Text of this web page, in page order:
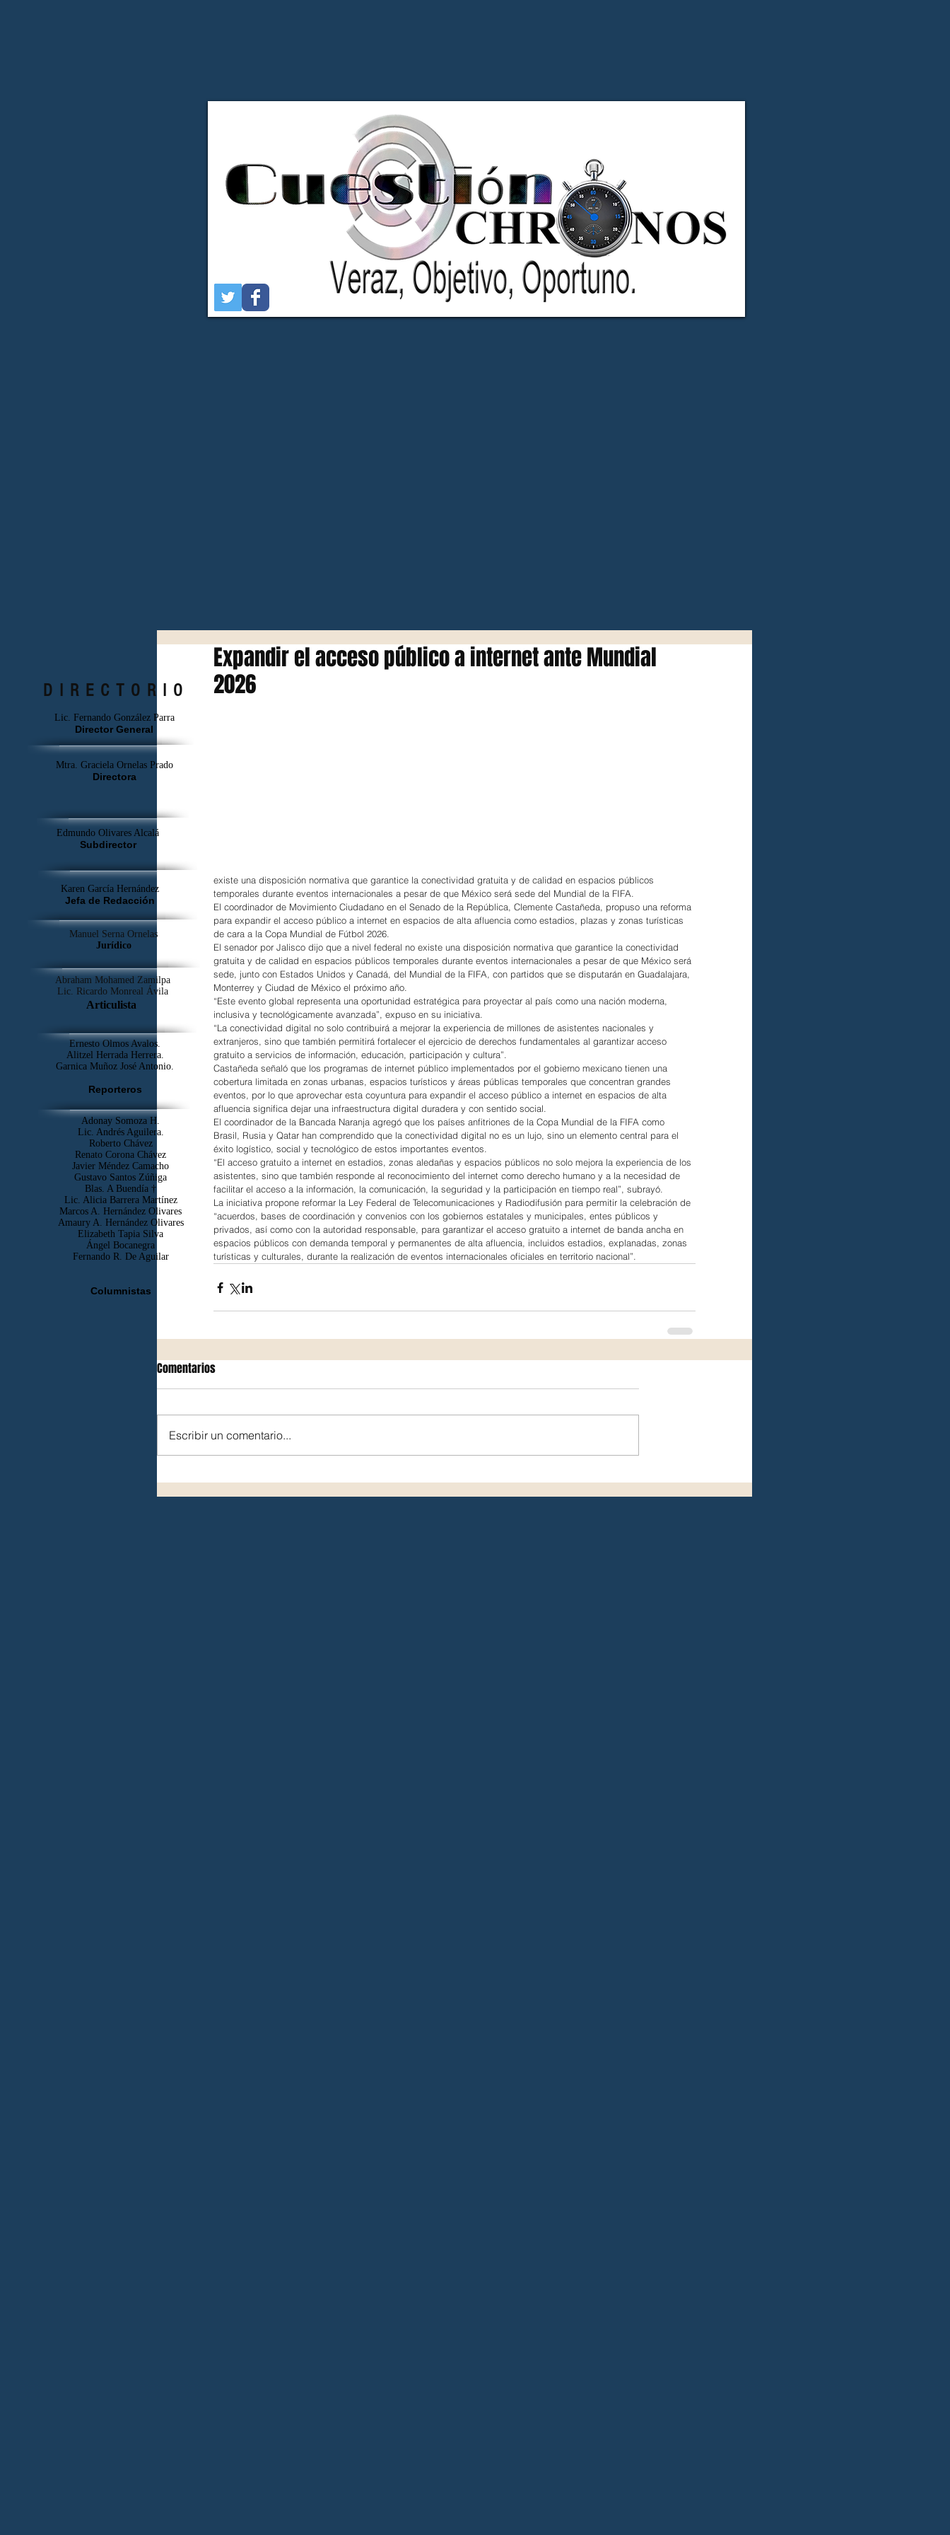
Expandir el acceso público a internet ante Mundial
2026
existe una disposición normativa que garantice la conectividad gratuita y de calidad en espacios públicos
temporales durante eventos internacionales a pesar de que México será sede del Mundial de la FIFA.
El coordinador de Movimiento Ciudadano en el Senado de la República, Clemente Castañeda, propuso una reforma
para expandir el acceso público a internet en espacios de alta afluencia como estadios, plazas y zonas turísticas
de cara a la Copa Mundial de Fútbol 2026.
El senador por Jalisco dijo que a nivel federal no existe una disposición normativa que garantice la conectividad
gratuita y de calidad en espacios públicos temporales durante eventos internacionales a pesar de que México será
sede, junto con Estados Unidos y Canadá, del Mundial de la FIFA, con partidos que se disputarán en Guadalajara,
Monterrey y Ciudad de México el próximo año.
“Este evento global representa una oportunidad estratégica para proyectar al país como una nación moderna,
inclusiva y tecnológicamente avanzada”, expuso en su iniciativa.
“La conectividad digital no solo contribuirá a mejorar la experiencia de millones de asistentes nacionales y
extranjeros, sino que también permitirá fortalecer el ejercicio de derechos fundamentales al garantizar acceso
gratuito a servicios de información, educación, participación y cultura”.
Castañeda señaló que los programas de internet público implementados por el gobierno mexicano tienen una
cobertura limitada en zonas urbanas, espacios turísticos y áreas públicas temporales que concentran grandes
eventos, por lo que aprovechar esta coyuntura para expandir el acceso público a internet en espacios de alta
afluencia significa dejar una infraestructura digital duradera y con sentido social.
El coordinador de la Bancada Naranja agregó que los países anfitriones de la Copa Mundial de la FIFA como
Brasil, Rusia y Qatar han comprendido que la conectividad digital no es un lujo, sino un elemento central para el
éxito logístico, social y tecnológico de estos importantes eventos.
“El acceso gratuito a internet en estadios, zonas aledañas y espacios públicos no solo mejora la experiencia de los
asistentes, sino que también responde al reconocimiento del internet como derecho humano y a la necesidad de
facilitar el acceso a la información, la comunicación, la seguridad y la participación en tiempo real”, subrayó.
La iniciativa propone reformar la Ley Federal de Telecomunicaciones y Radiodifusión para permitir la celebración de
“acuerdos, bases de coordinación y convenios con los gobiernos estatales y municipales, entes públicos y
privados, así como con la autoridad responsable, para garantizar el acceso gratuito a internet de banda ancha en
espacios públicos con demanda temporal y permanentes de alta afluencia, incluidos estadios, explanadas, zonas
turísticas y culturales, durante la realización de eventos internacionales oficiales en territorio nacional”.
Comentarios
Escribir un comentario...
DIRECTORIO
Lic. Fernando González Parra
Director General
Mtra. Graciela Ornelas Prado
Directora
Edmundo Olivares Alcalá
Subdirector
Karen García Hernández
Jefa de Redacción
Manuel Serna Ornelas
Jurídico
Abraham Mohamed Zamilpa
Lic. Ricardo Monreal Ávila
Articulista
Ernesto Olmos Avalos.
Alitzel Herrada Herrera.
Garnica Muñoz José Antonio.
Reporteros
Adonay Somoza H.
Lic. Andrés Aguilera.
Roberto Chávez
Renato Corona Chávez
Javier Méndez Camacho
Gustavo Santos Zúñiga
Blas. A Buendía †
​Lic. Alicia Barrera Martínez
Marcos A. Hernández Olivares
Amaury A. Hernández Olivares
Elizabeth Tapia Silva
Ángel Bocanegra
Fernando R. De Aguilar
Columnistas